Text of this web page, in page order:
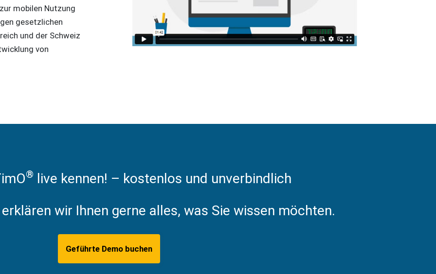
mobilen Nutzung
gesetzlichen
und der Schweiz
von
® live kennen! – kostenlos und unverbindlich
wir Ihnen gerne alles, was Sie wissen möchten.
Geführte Demo buchen